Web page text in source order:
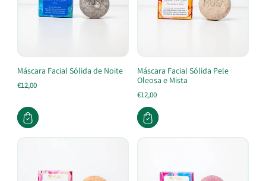
Máscara Facial Sólida de Noite
€12,00
Máscara Facial Sólida Pele
Oleosa e Mista
€12,00